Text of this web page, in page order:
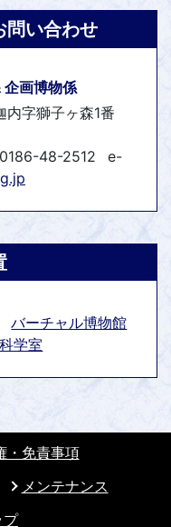
問い合わせ
企画博物係
字獅子ヶ森1番
48-2512
e-
バーチャル博物館
学室
・免責事項
メンテナンス
プ